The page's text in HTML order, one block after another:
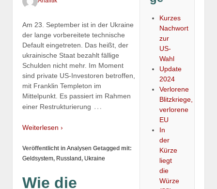
Am 23. September ist in der Ukraine
der lange vorbereitete technische
Default eingetreten. Das heißt, der
ukrainische Staat bezahlt fällige
Schulden nicht mehr. Im Moment
sind private US-Investoren betroffen,
mit Franklin Templeton im
Mittelpunkt. Es passiert im Rahmen
einer Restrukturierung …
Weiterlesen ›
Veröffentlicht in Analysen Getagged mit:
Geldsystem, Russland, Ukraine
Wie die
Kurzes
Nachwort
zur
US-
Wahl
Update
2024
Verlorene
Blitzkriege,
verlorene
EU
In
der
Kürze
liegt
die
Würze